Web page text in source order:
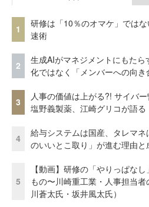
1
研修は「10％のオマケ」では
速術
2
生成AIがマネジメントにもた
化ではなく「メンバーへの向き
3
人事の価値は上がる?! サイバー
塩野義製薬、江崎グリコが語る
4
給与システムは国産、タレマ
のいいとこ取り」が進む理由と
5
【動画】研修の「やりっぱな
もの〜川崎重工業・人事担当
川蒼太氏・坂井風太氏）